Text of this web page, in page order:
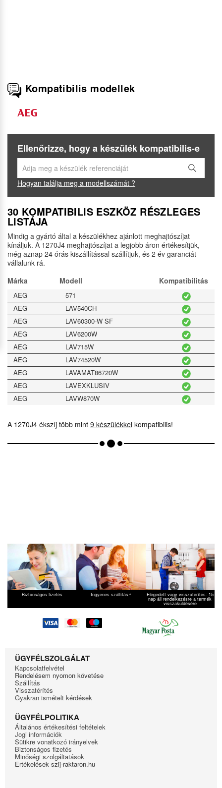
Kompatibilis modellek
Ellenőrizze, hogy a készülék kompatibilis-e
Hogyan találja meg a modellszámát ?
30 KOMPATIBILIS ESZKÖZ RÉSZLEGES
LISTÁJA
Mindig a gyártó által a készülékhez ajánlott meghajtószíjat
kínáljuk. A 1270J4 meghajtószíjat a legjobb áron értékesítjük,
még aznap 24 órás kiszállítással szállítjuk, és 2 év garanciát
vállalunk rá.
Márka
Modell Kompatibilitás
AEG
571
AEG
LAV540CH
AEG
LAV60300-W SF
AEG
LAV6200W
AEG
LAV715W
AEG
LAV74520W
AEG
LAVAMAT86720W
AEG
LAVEXKLUSIV
AEG
LAVW870W
A 1270J4 ékszíj több mint 9 készülékkel kompatibilis!
Biztonságos fizetés Ingyenes szállítás* Elégedett vagy visszatérítés: 15
nap áll rendelkezésre a termék
visszaküldésére
ÜGYFÉLSZOLGÁLAT
Kapcsolatfelvétel
Rendelésem nyomon követése
Szállítás
Visszatérítés
Gyakran ismételt kérdések
ÜGYFÉLPOLITIKA
Általános értékesítési feltételek
Jogi információk
Sütikre vonatkozó irányelvek
Biztonságos fizetés
Minőségi szolgáltatások
Ertékelések szij-raktaron.hu